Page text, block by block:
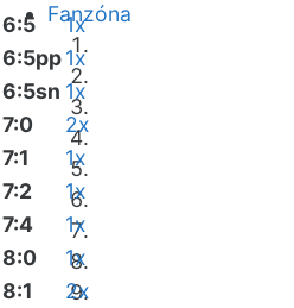
Fanzóna
6:5
1x
6:5pp1x
6:5sn 1x
7:0
2x
7:1
1x
7:2
1x
7:4
1x
8:0
1x
8:1
2x